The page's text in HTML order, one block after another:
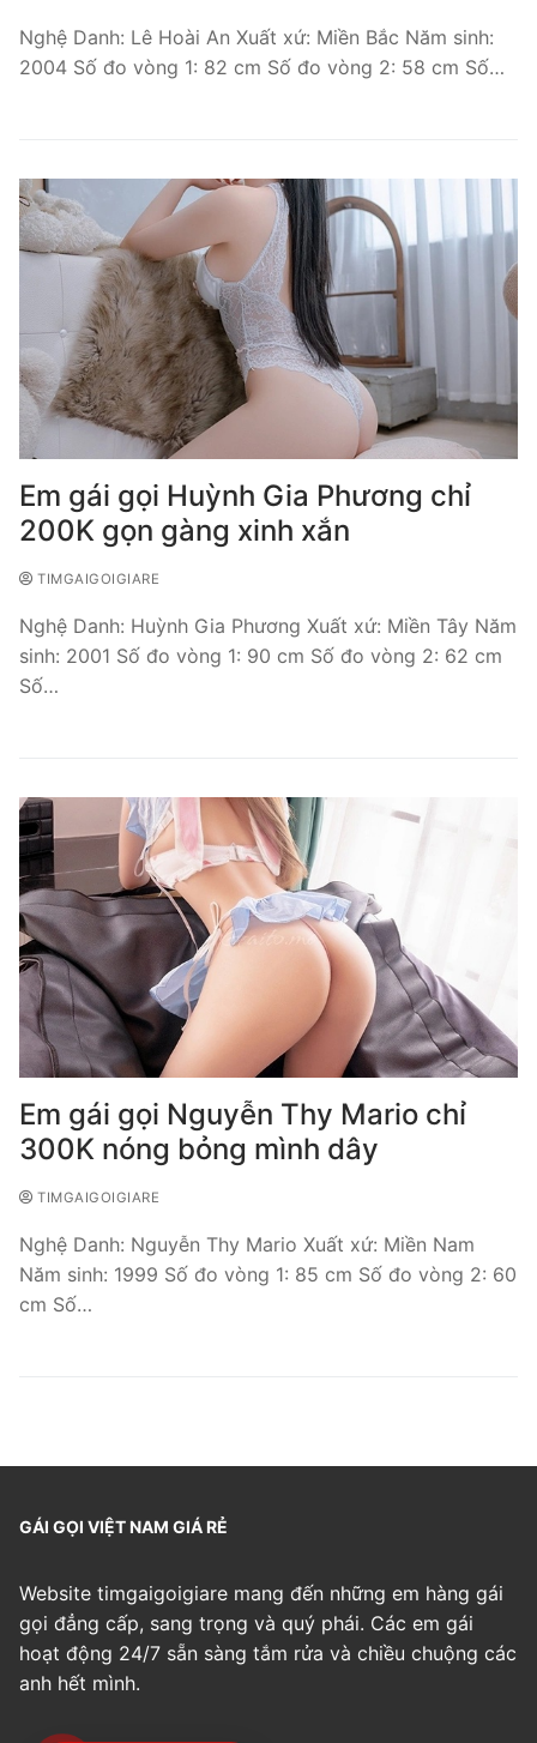
Nghệ Danh: Lê Hoài An Xuất xứ: Miền Bắc Năm sinh:
2004 Số đo vòng 1: 82 cm Số đo vòng 2: 58 cm Số…
Em gái gọi Huỳnh Gia Phương chỉ
200K gọn gàng xinh xắn
TIMGAIGOIGIARE
Nghệ Danh: Huỳnh Gia Phương Xuất xứ: Miền Tây Năm
sinh: 2001 Số đo vòng 1: 90 cm Số đo vòng 2: 62 cm
Số…
Em gái gọi Nguyễn Thy Mario chỉ
300K nóng bỏng mình dây
TIMGAIGOIGIARE
Nghệ Danh: Nguyễn Thy Mario Xuất xứ: Miền Nam
Năm sinh: 1999 Số đo vòng 1: 85 cm Số đo vòng 2: 60
cm Số…
GÁI GỌI VIỆT NAM GIÁ RẺ
Website timgaigoigiare mang đến những em hàng gái
gọi đẳng cấp, sang trọng và quý phái. Các em gái
hoạt động 24/7 sẵn sàng tắm rửa và chiều chuộng các
anh hết mình.